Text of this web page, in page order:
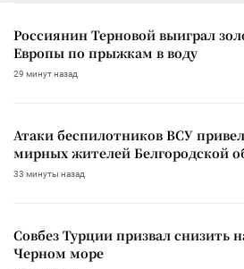
Россиянин Терновой выиграл
Европы по прыжкам в воду
29 минут назад
Атаки беспилотников ВСУ
мирных жителей Белгородской
33 минуты назад
Совбез Турции призвал снизить
Черном море